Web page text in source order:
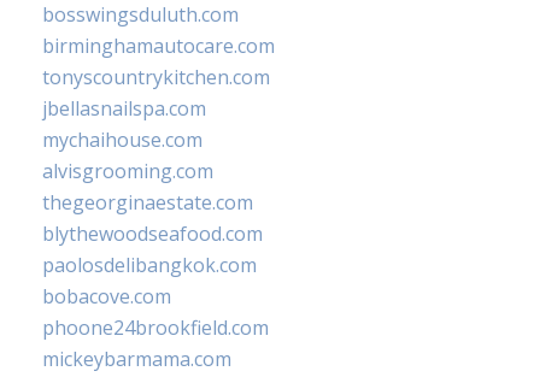
bosswingsduluth.com
birminghamautocare.com
tonyscountrykitchen.com
jbellasnailspa.com
mychaihouse.com
alvisgrooming.com
thegeorginaestate.com
blythewoodseafood.com
paolosdelibangkok.com
bobacove.com
phoone24brookfield.com
mickeybarmama.com